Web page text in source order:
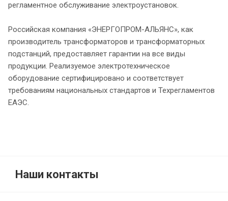
регламентное обслуживание электроустановок.
Российская компания «ЭНЕРГОПРОМ-АЛЬЯНС», как
производитель трансформаторов и трансформаторных
подстанций, предоставляет гарантии на все виды
продукции. Реализуемое электротехническое
оборудование сертифицировано и соответствует
требованиям национальных стандартов и Техрегламентов
ЕАЭС.
Наши контакты